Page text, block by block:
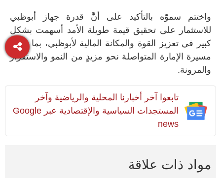
واختتم سموّه بالتأكيد على أنَّ قدرة جهاز أبوظبي
للاستثمار على تحقيق قيمة طويلة الأمد أسهمت بشكل
كبير في تعزيز القوة والمكانة المالية لأبوظبي، بما يدعم
مسيرة الإمارة المتواصلة نحو مزيدٍ من النمو والاستقرار
والمرونة.
تابعوا آخر أخبارنا المحلية والرياضية وآخر
المستجدات السياسية والإقتصادية عبر Google
news
مواد ذات علاقة